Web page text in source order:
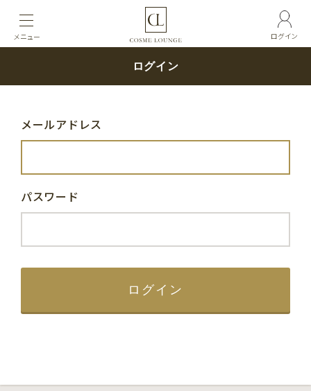
ログイン
メニュー
ログイン
メールアドレス
パスワード